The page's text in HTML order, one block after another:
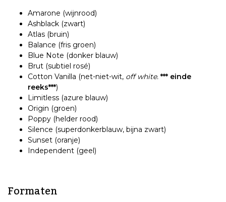
Amarone (wijnrood)
Ashblack (zwart)
Atlas (bruin)
Balance (fris groen)
Blue Note (donker blauw)
Brut (subtiel rosé)
Cotton Vanilla (net-niet-wit, off white. *** einde
reeks***)
Limitless (azure blauw)
Origin (groen)
Poppy (helder rood)
Silence (superdonkerblauw, bijna zwart)
Sunset (oranje)
Independent (geel)
Formaten